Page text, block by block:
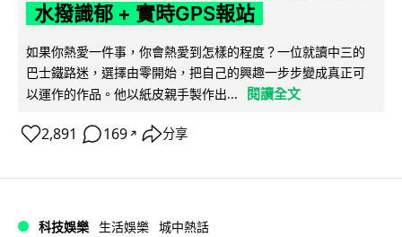
水撥識郁 + 實時GPS報站
如果你熱愛一件事，你會熱愛到怎樣的程度？一位就讀中三的
巴士鐵路迷，選擇由零開始，把自己的興趣一步步變成真正可
以運作的作品。他以紙皮親手製作出...
閱讀全文
2,891 169 ↗ 分享
科技娛樂 生活娛樂 城中熱話